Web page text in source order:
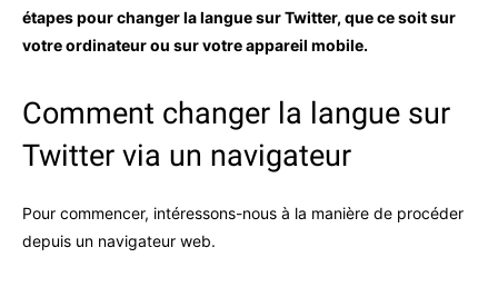
étapes pour changer la langue sur Twitter, que ce soit sur
votre ordinateur ou sur votre appareil mobile.
Comment changer la langue sur
Twitter via un navigateur
Pour commencer, intéressons-nous à la manière de procéder
depuis un navigateur web.